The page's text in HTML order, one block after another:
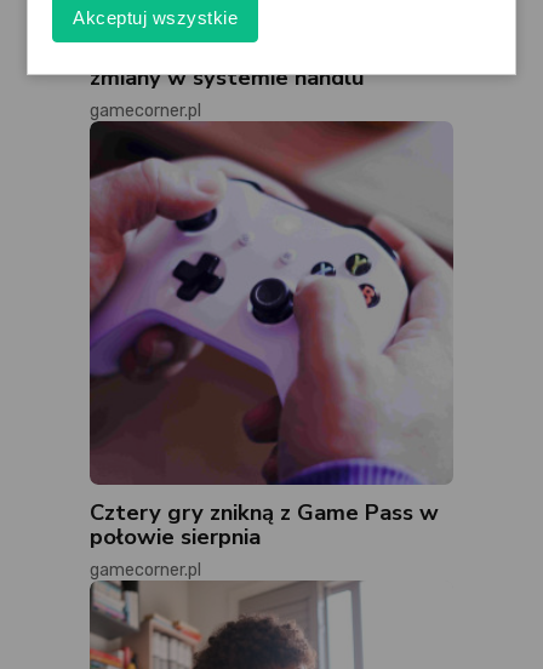
Duża aktualizacja Crimson Desert:
zmiany w systemie handlu
gamecorner.pl
Cztery gry znikną z Game Pass w
połowie sierpnia
gamecorner.pl
Akceptuj wszystkie